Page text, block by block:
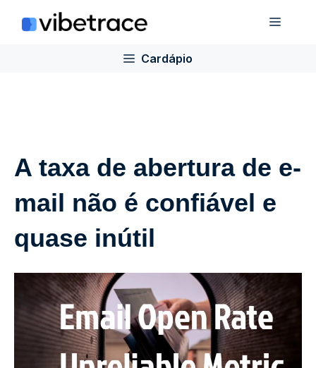
para
Cardápio
A taxa de abertura de e-
mail não é confiável e
quase inútil